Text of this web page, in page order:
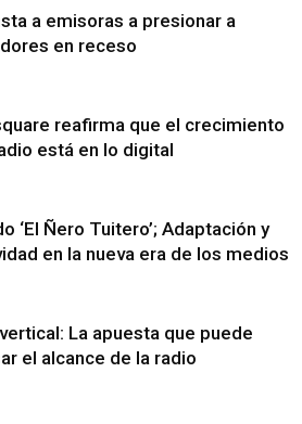
a emisoras a presionar a
en receso
reafirma que el crecimiento
está en lo digital
‘El Ñero Tuitero’; Adaptación y
en la nueva era de los medios
La apuesta que puede
el alcance de la radio